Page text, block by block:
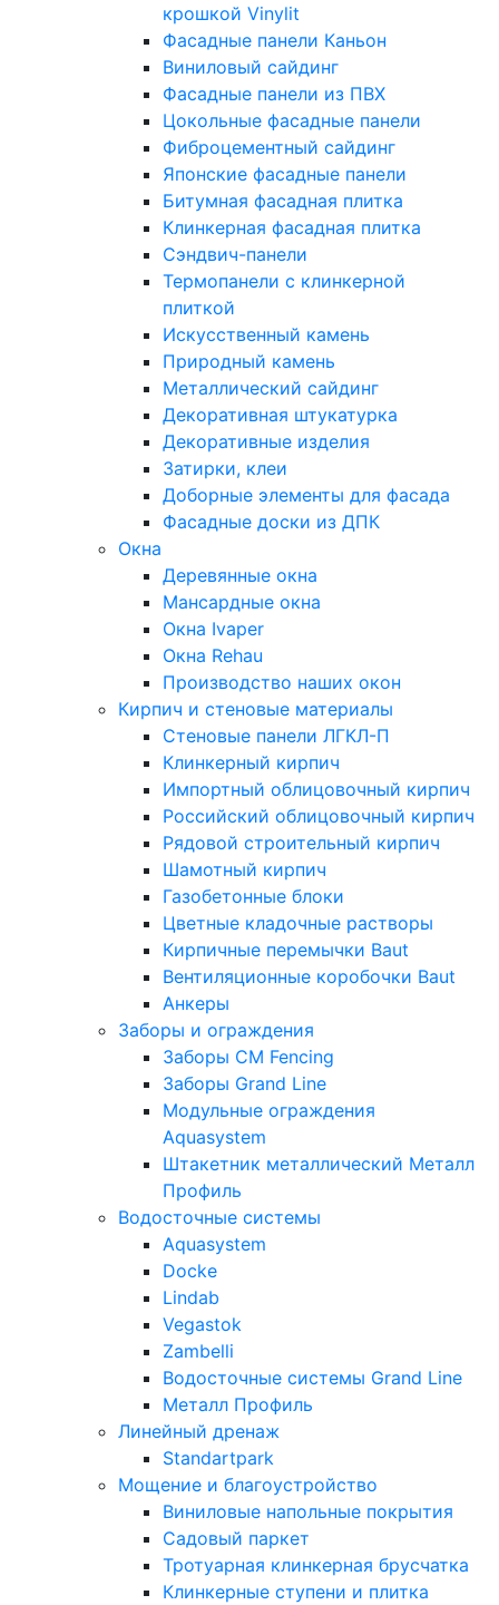
крошкой Vinylit
Фасадные панели Каньон
Виниловый сайдинг
Фасадные панели из ПВХ
Цокольные фасадные панели
Фиброцементный сайдинг
Японские фасадные панели
Битумная фасадная плитка
Клинкерная фасадная плитка
Сэндвич-панели
Термопанели с клинкерной
плиткой
Искусственный камень
Природный камень
Металлический сайдинг
Декоративная штукатурка
Декоративные изделия
Затирки, клеи
Доборные элементы для фасада
Фасадные доски из ДПК
Окна
Деревянные окна
Мансардные окна
Окна Ivaper
Окна Rehau
Производство наших окон
Кирпич и стеновые материалы
Стеновые панели ЛГКЛ-П
Клинкерный кирпич
Импортный облицовочный кирпич
Российский облицовочный кирпич
Рядовой строительный кирпич
Шамотный кирпич
Газобетонные блоки
Цветные кладочные растворы
Кирпичные перемычки Baut
Вентиляционные коробочки Baut
Анкеры
Заборы и ограждения
Заборы CM Fencing
Заборы Grand Line
Модульные ограждения
Aquasystem
Штакетник металлический Металл
Профиль
Водосточные системы
Aquasystem
Docke
Lindab
Vegastok
Zambelli
Водосточные системы Grand Line
Металл Профиль
Линейный дренаж
Standartpark
Мощение и благоустройство
Виниловые напольные покрытия
Садовый паркет
Тротуарная клинкерная брусчатка
Клинкерные ступени и плитка